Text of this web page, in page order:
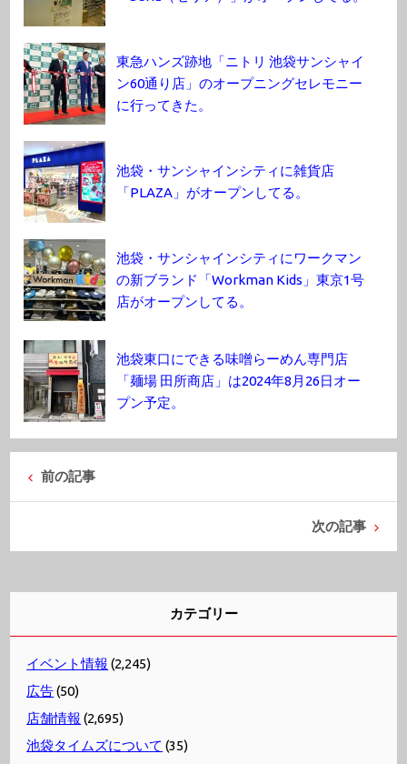
東急ハンズ跡地「ニトリ 池袋サンシャイ
ン60通り店」のオープニングセレモニー
に行ってきた。
池袋・サンシャインシティに雑貨店
「PLAZA」がオープンしてる。
池袋・サンシャインシティにワークマン
の新ブランド「Workman Kids」東京1号
店がオープンしてる。
池袋東口にできる味噌らーめん専門店
「麺場 田所商店」は2024年8月26日オー
プン予定。
前の記事
次の記事
カテゴリー
イベント情報 (2,245)
広告(50)
店舗情報 (2,695)
池袋タイムズについて (35)